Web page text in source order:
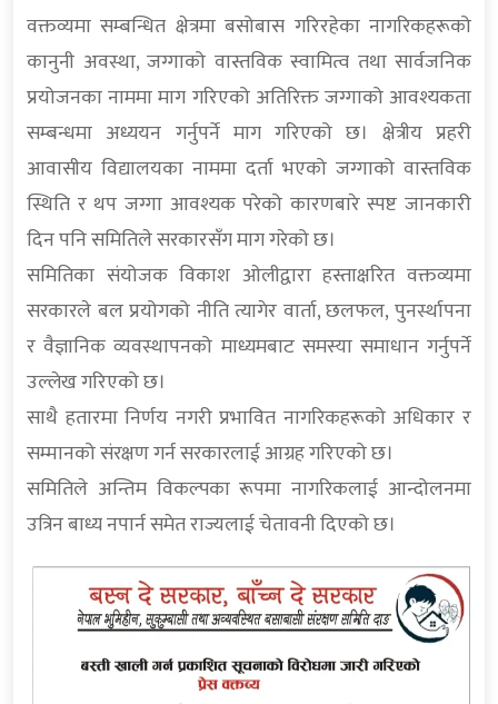
वक्तव्यमा सम्बन्धित क्षेत्रमा बसोबास गरिरहेका नागरिकहरूको
कानुनी अवस्था, जग्गाको वास्तविक स्वामित्व तथा सार्वजनिक
प्रयोजनका नाममा माग गरिएको अतिरिक्त जग्गाको आवश्यकता
सम्बन्धमा अध्ययन गर्नुपर्ने माग गरिएको छ। क्षेत्रीय प्रहरी
आवासीय विद्यालयका नाममा दर्ता भएको जग्गाको वास्तविक
स्थिति र थप जग्गा आवश्यक परेको कारणबारे स्पष्ट जानकारी
दिन पनि समितिले सरकारसँग माग गरेको छ।
समितिका संयोजक विकाश ओलीद्वारा हस्ताक्षरित वक्तव्यमा
सरकारले बल प्रयोगको नीति त्यागेर वार्ता, छलफल, पुनर्स्थापना
र वैज्ञानिक व्यवस्थापनको माध्यमबाट समस्या समाधान गर्नुपर्ने
उल्लेख गरिएको छ।
साथै हतारमा निर्णय नगरी प्रभावित नागरिकहरूको अधिकार र
सम्मानको संरक्षण गर्न सरकारलाई आग्रह गरिएको छ।
समितिले अन्तिम विकल्पका रूपमा नागरिकलाई आन्दोलनमा
उत्रिन बाध्य नपार्न समेत राज्यलाई चेतावनी दिएको छ।